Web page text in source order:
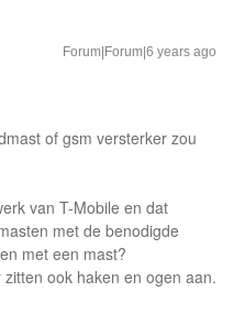
Forum|Forum|6 years ago
of gsm versterker zou
van T-Mobile en dat
met de benodigde
met een mast?
ook haken en ogen aan.